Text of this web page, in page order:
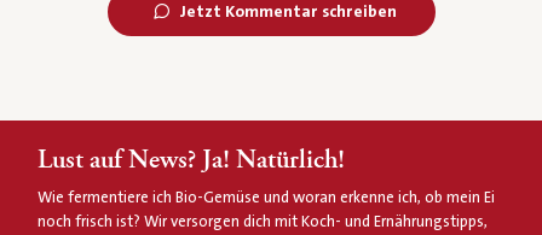
Jetzt Kommentar schreiben
Lust auf News? Ja! Natürlich!
Wie fermentiere ich Bio-Gemüse und woran erkenne ich, ob mein Ei
noch frisch ist? Wir versorgen dich mit Koch- und Ernährungstipps,